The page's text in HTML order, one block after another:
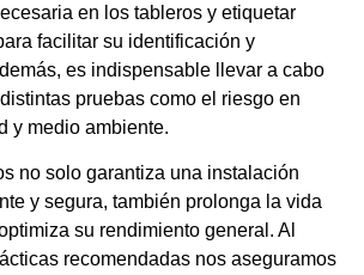
en los tableros y etiquetar
facilitar su identificación y
es indispensable llevar a cabo
pruebas como el riesgo en
y medio ambiente.
no solo garantiza una instalación
y segura, también prolonga la vida
su rendimiento general. Al
recomendadas nos aseguramos